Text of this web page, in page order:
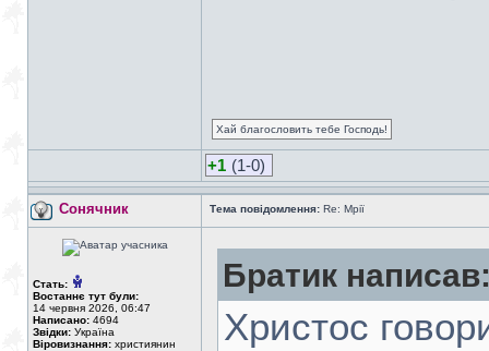
Хай благословить тебе Господь!
+1 (1-0)
Сонячник Тема повідомлення: Re: Мрії
Стать:
Востаннє тут були:
14 червня 2026, 06:47
Написано: 4694
Звідки: Україна
Віровизнання: християнин
Братик
Христос